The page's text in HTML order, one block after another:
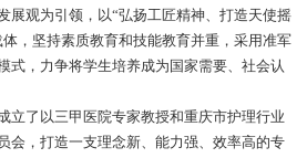
展观为引领，以“弘扬工匠精神、打造天使摇
，坚持素质教育和技能教育并重，采用准军
式，力争将学生培养成为国家需要、社会认
立了以三甲医院专家教授和重庆市护理行业
会，打造一支理念新、能力强、效率高的专